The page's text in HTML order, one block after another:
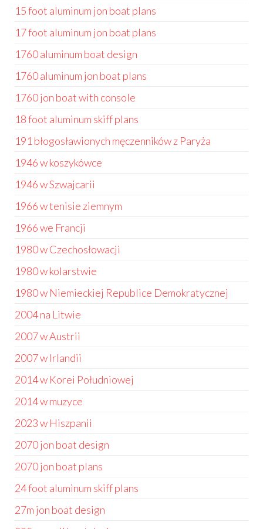
15 foot aluminum jon boat plans
17 foot aluminum jon boat plans
1760 aluminum boat design
1760 aluminum jon boat plans
1760 jon boat with console
18 foot aluminum skiff plans
191 błogosławionych męczenników z Paryża
1946 w koszykówce
1946 w Szwajcarii
1966 w tenisie ziemnym
1966 we Francji
1980 w Czechosłowacji
1980 w kolarstwie
1980 w Niemieckiej Republice Demokratycznej
2004 na Litwie
2007 w Austrii
2007 w Irlandii
2014 w Korei Południowej
2014 w muzyce
2023 w Hiszpanii
2070 jon boat design
2070 jon boat plans
24 foot aluminum skiff plans
27m jon boat design